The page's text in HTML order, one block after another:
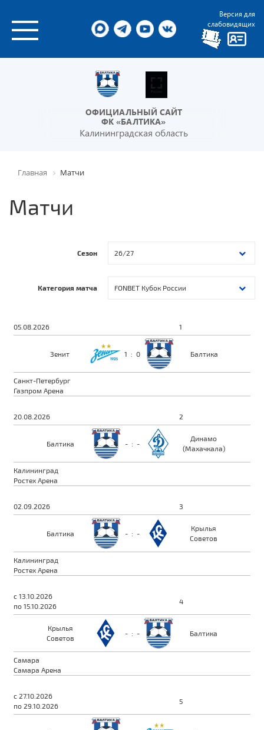
Версия для
слабовидящих
ОФИЦИАЛЬНЫЙ САЙТ
ФК «БАЛТИКА»
Калининградская область
Главная Матчи
Матчи
Сезон 26/27
Категория матча FONBET Кубок России
05.08.2026 1
Зенит 1 : 0 Балтика
Санкт-Петербург
Газпром Арена
20.08.2026 2
Балтика - : -
Динамо
(Махачкала)
Калининград
Ростех Арена
02.09.2026 3
Балтика - : -
Крылья
Советов
Калининград
Ростех Арена
с 13.10.2026
по 15.10.2026
4
Крылья
Советов
- : - Балтика
Самара
Самара Арена
с 27.10.2026
по 29.10.2026
5